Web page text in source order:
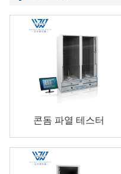
콘돔 파열 테스터